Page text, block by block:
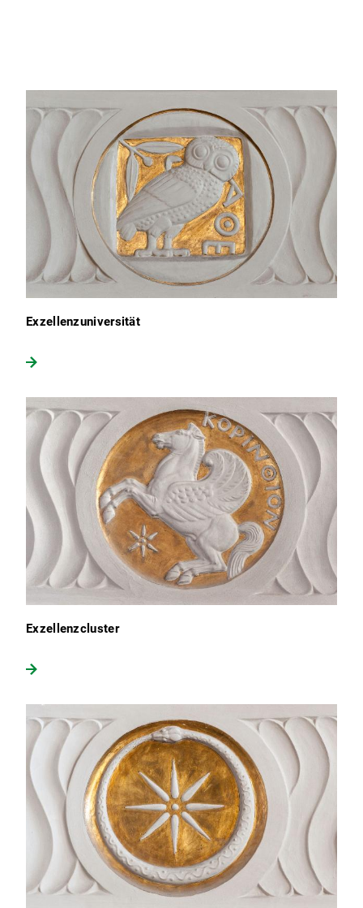
Exzellenzuniversität
Exzellenzcluster